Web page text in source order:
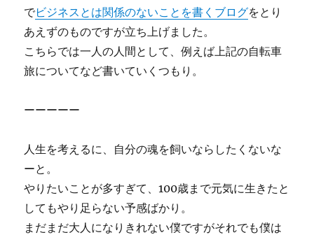
でビジネスとは関係のないことを書くブログをとり
あえずのものですが立ち上げました。
こちらでは一人の人間として、例えば上記の自転車
旅についてなど書いていくつもり。
ーーーーー
人生を考えるに、自分の魂を飼いならしたくないな
ーと。
やりたいことが多すぎて、100歳まで元気に生きたと
してもやり足らない予感ばかり。
まだまだ大人になりきれない僕ですがそれでも僕は